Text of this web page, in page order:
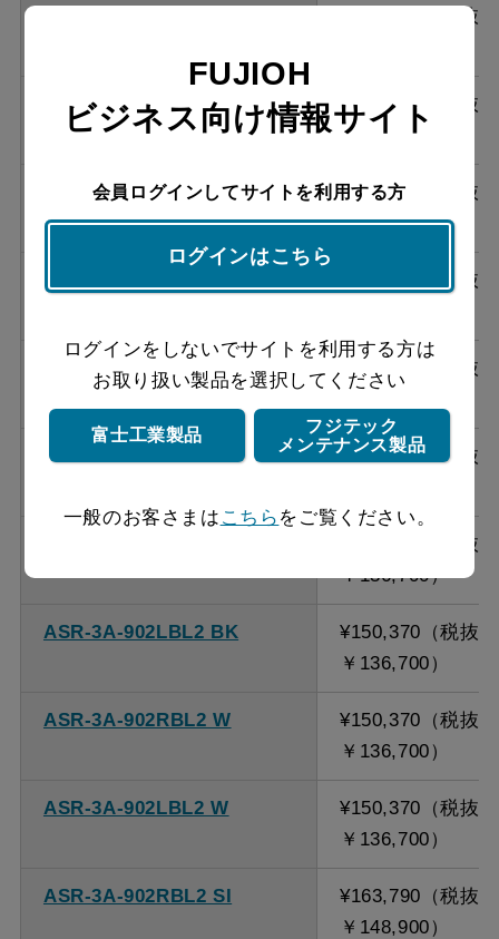
¥136,620（税抜
ASR-3A-752LBL2 W
¥136,620（税抜
￥124,200）
ASR-3A-752RBL2 SI
¥150,150（税抜
￥136,500）
¥150,150（税抜
ASR-3A-752RBL2 SBK
¥154,110（税抜
ASR-3A-752LBL2 SBK
¥154,110（税抜
¥150,370（税抜
￥136,700）
ASR-3A-902LBL2 BK
¥150,370（税抜
￥136,700）
ASR-3A-902RBL2 W
¥150,370（税抜
￥136,700）
ASR-3A-902LBL2 W
¥150,370（税抜
￥136,700）
ASR-3A-902RBL2 SI
¥163,790（税抜
￥148,900）
FUJIOH
ビジネス向け情報サイト
会員ログインしてサイトを利用する方
ログインはこちら
ログインをしないでサイトを利用する方は
お取り扱い製品を選択してください
富士工業製品
フジテック
メンテナンス製品
一般のお客さまは こちら をご覧ください。